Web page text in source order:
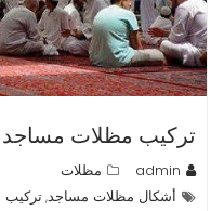
تركيب مظلات مساجد
admin
مظلات
أشكال مظلات مساجد,